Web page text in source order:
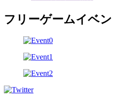
フリーゲームイベン